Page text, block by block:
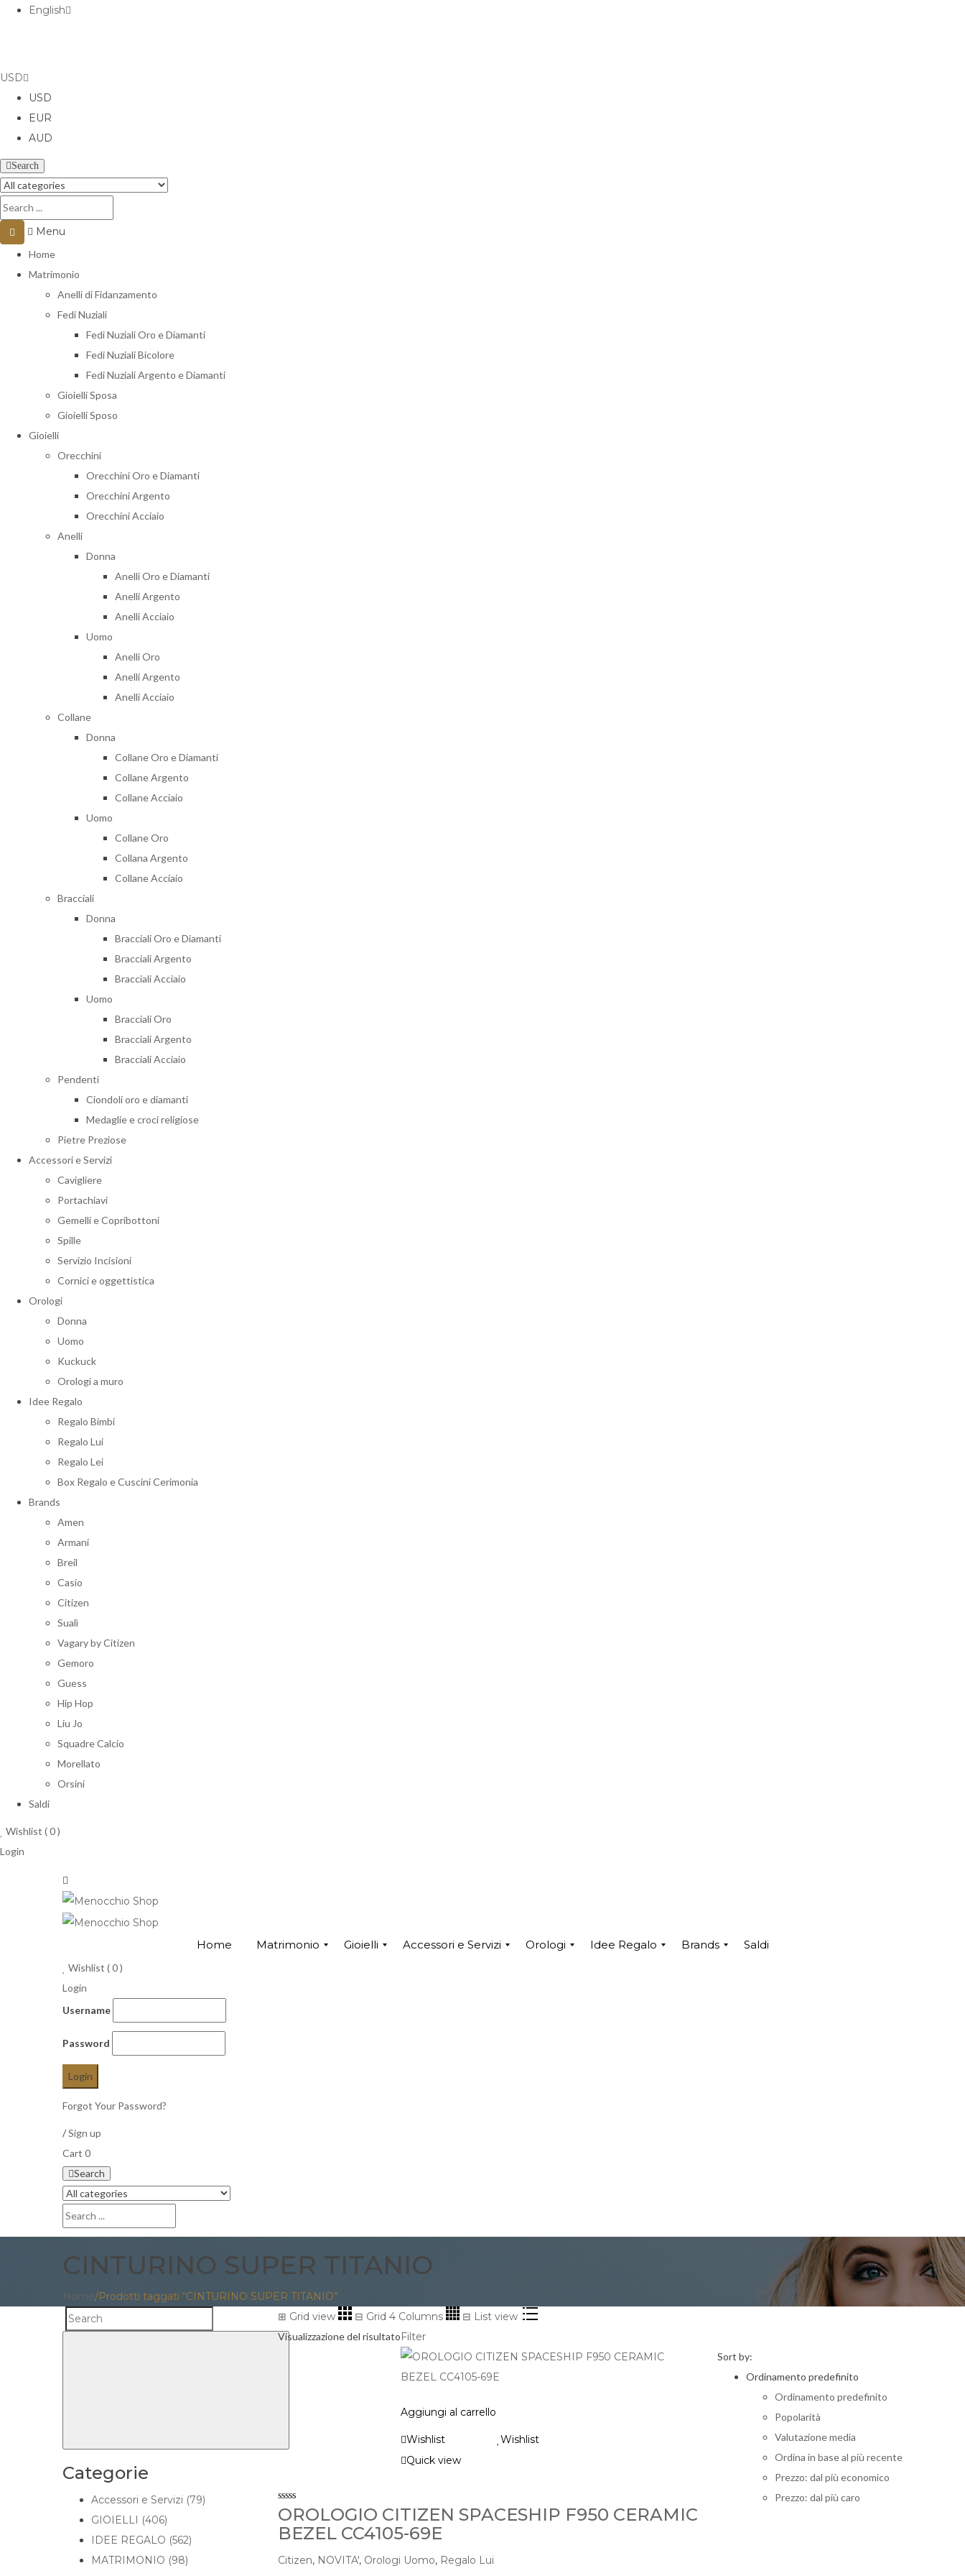
English
USD
USD
EUR
AUD
Search
Menu
Home
Matrimonio
Anelli di Fidanzamento
Fedi Nuziali
Fedi Nuziali Oro e Diamanti
Fedi Nuziali Bicolore
Fedi Nuziali Argento e Diamanti
Gioielli Sposa
Gioielli Sposo
Gioielli
Orecchini
Orecchini Oro e Diamanti
Orecchini Argento
Orecchini Acciaio
Anelli
Donna
Anelli Oro e Diamanti
Anelli Argento
Anelli Acciaio
Uomo
Anelli Oro
Anelli Argento
Anelli Acciaio
Collane
Donna
Collane Oro e Diamanti
Collane Argento
Collane Acciaio
Uomo
Collane Oro
Collana Argento
Collane Acciaio
Bracciali
Donna
Bracciali Oro e Diamanti
Bracciali Argento
Bracciali Acciaio
Uomo
Bracciali Oro
Bracciali Argento
Bracciali Acciaio
Pendenti
Ciondoli oro e diamanti
Medaglie e croci religiose
Pietre Preziose
Accessori e Servizi
Cavigliere
Portachiavi
Gemelli e Copribottoni
Spille
Servizio Incisioni
Cornici e oggettistica
Orologi
Donna
Uomo
Kuckuck
Orologi a muro
Idee Regalo
Regalo Bimbi
Regalo Lui
Regalo Lei
Box Regalo e Cuscini Cerimonia
Brands
Amen
Armani
Breil
Casio
Citizen
Sualì
Vagary by Citizen
Gemoro
Guess
Hip Hop
Liu Jo
Squadre Calcio
Morellato
Orsini
Saldi
Wishlist (0)
Login
Home Matrimonio Gioielli Accessori e Servizi Orologi Idee Regalo Brands Saldi
Wishlist (0)
Login
Username
Password
Forgot Your Password?
/Sign up
Cart 0
Search
CINTURINO SUPER TITANIO
Home/Prodotti taggati “CINTURINO SUPER TITANIO”
Search
Search
Categorie
Accessori e Servizi (79)
GIOIELLI (406)
IDEE REGALO (562)
MATRIMONIO (98)
⊞ Grid view ⊟ Grid 4 Columns ⊟ List view
Visualizzazione del risultatoFilter
Sort by:
Ordinamento predefinito
Ordinamento predefinito
Popolarità
Valutazione media
Ordina in base al più recente
Prezzo: dal più economico
Prezzo: dal più caro
Aggiungi al carrello
Wishlist
Wishlist
Quick view
OROLOGIO CITIZEN SPACESHIP F950 CERAMIC
BEZEL CC4105-69E
Citizen, NOVITA', Orologi Uomo, Regalo Lui